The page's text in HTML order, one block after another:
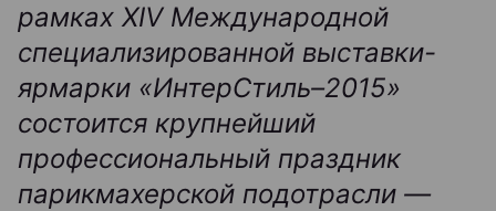
рамках XIV Международной
специализированной выставки-
ярмарки «ИнтерСтиль–2015»
состоится крупнейший
профессиональный праздник
парикмахерской подотрасли —